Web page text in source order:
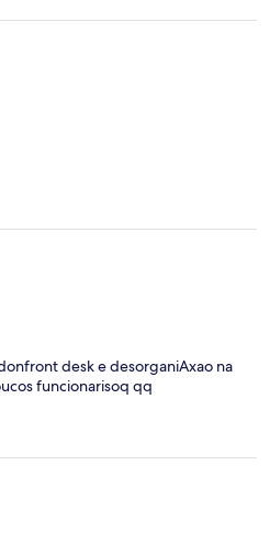
desk e desorganiAxao na
funcionarisoq qq